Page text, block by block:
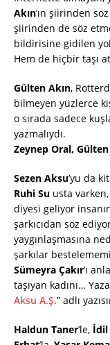
Akın’ın şiirinden
şiirinden de söz
bildirisine gidilen
Hem de hiçbir taşı
Gülten Akın,
bilmeyen yüzlerce
o sırada sadece
yazmalıydı.
Zeynep Oral, Gülten
Sezen Aksu’yu da
Ruhi Su usta varken,
diyesi geliyor
şarkıcıdan söz
yaygınlaşmasına
şarkılar
Sümeyra Çakır’ı
taşıyan kadını…
Aksu A.Ş.” adlı
Haldun Taner’le, İdil